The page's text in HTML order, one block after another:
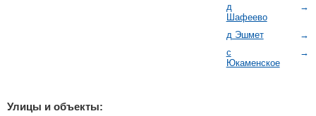
→
д
Шафеево
→
д Эшмет
→
с
Юкаменское
Улицы и объекты: